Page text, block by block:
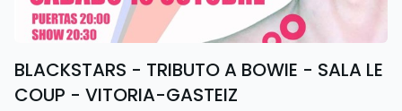
BLACKSTARS - TRIBUTO A BOWIE - SALA LE
COUP - VITORIA-GASTEIZ